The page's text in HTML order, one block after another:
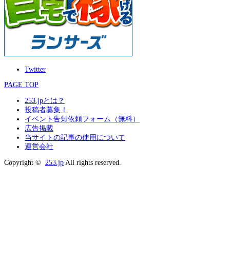
Twitter
PAGE TOP
253.jpとは？
投稿者募集！
イベント告知依頼フォーム（無料）
広告掲載
当サイトの記事の使用について
運営会社
Copyright © 253.jp All rights reserved.